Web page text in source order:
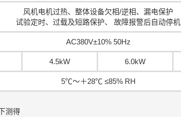
风机电机过热、整体设备欠相/逆相、漏电保护
试验定时、过载及短路保护、 故障报警后自动停机
AC380V±10% 50Hz
4.5kW 6.0kW
5℃～＋28℃ ≤85% RH
测得